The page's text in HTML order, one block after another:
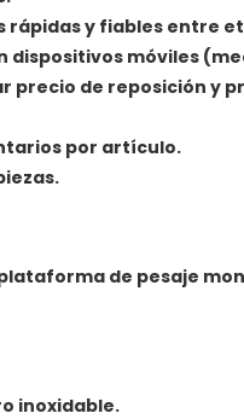
rápidas y fiables entre
dispositivos móviles
precio de reposición y
por artículo.
de pesaje
inoxidable.